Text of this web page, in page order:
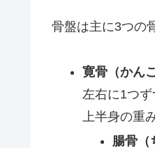
骨盤は主に3つの
寛骨（かん
左右に1つず
上半身の重
腸骨（